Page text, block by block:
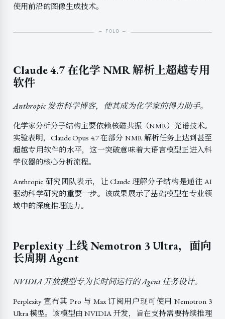
使用前沿的图像生成技术。
Claude 4.7 在化学 NMR 解析上超越专用
软件
Anthropic 发布科学博客，使其成为化学家的得力助手。
化学家分析分子结构主要依赖核磁共振（NMR）光谱技术。
实验表明，Claude Opus 4.7 在部分 NMR 解析任务上达到甚至
超越专用软件的水平，这一突破意味着大语言模型正进入科
学仪器的核心分析流程。
Anthropic 研究团队表示，让 Claude 理解分子结构是通往 AI
驱动科学研究的重要一步。该成果展示了基础模型在专业领
域中的深度推理能力。
Perplexity 上线 Nemotron 3 Ultra，面向
长周期 Agent
NVIDIA 开放模型专为长时间运行的 Agent 任务设计。
Perplexity 宣布其 Pro 与 Max 订阅用户现可使用 Nemotron 3
Ultra 模型。该模型由 NVIDIA 开发，旨在支持需要持续推理